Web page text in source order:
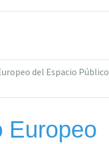
del Espacio Público
Europeo